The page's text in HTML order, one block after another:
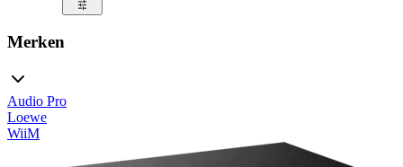
Merken
Audio Pro
Loewe
WiiM